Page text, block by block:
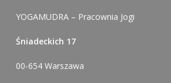
YOGAMUDRA – Pracownia Jogi
Śniadeckich 17
00-654 Warszawa